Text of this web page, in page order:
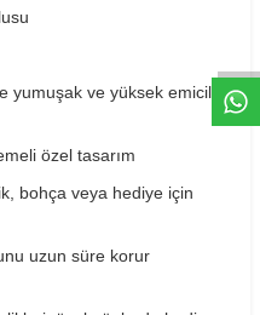
ve yüksek emicilik
özel tasarım
bohça veya hediye için
uzun süre korur